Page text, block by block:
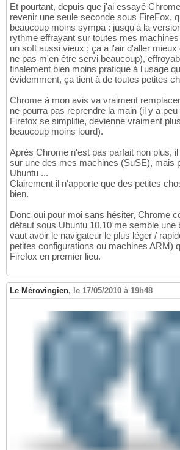
Et pourtant, depuis que j'ai essayé
revenir une seule seconde sous FireFox,
beaucoup moins sympa : jusqu'à la
rythme effrayant sur toutes mes
un soft aussi vieux ; ça a l'air d'aller
ne pas m'en être servi beaucoup),
finalement bien moins pratique à l'usage
évidemment, ça tient à de toutes petites
Chrome à mon avis va vraiment
ne pourra pas reprendre la main (il y a
Firefox se simplifie, devienne vraiment
beaucoup moins lourd).
Après Chrome n'est pas parfait non plus,
sur une des mes machines (SuSE), mais
Ubuntu ...
Clairement il n'apporte que des petites
bien.
Donc oui pour moi sans hésiter, Chrome
défaut sous Ubuntu 10.10 me semble une
vaut avoir le navigateur le plus léger /
petites configurations ou machines ARM)
Firefox en premier lieu.
Le Mérovingien, le 17/05/2010 à 19h48